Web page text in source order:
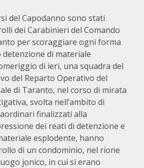
del Capodanno sono stati
dei Carabinieri del Comando
per scoraggiare ogni forma
detenzione di materiale
di ieri, una squadra del
del Reparto Operativo del
di Taranto, nel corso di mirata
svolta nell’ambito di
finalizzati alla
dei reati di detenzione e
esplodente, hanno
di un condominio, nel rione
jonico, in cui si erano